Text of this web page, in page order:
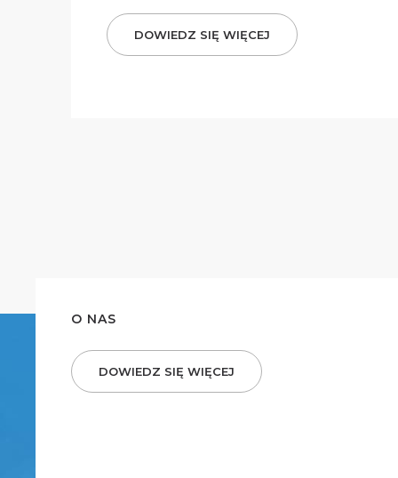
DOWIEDZ SIĘ WIĘCEJ
O NAS
DOWIEDZ SIĘ WIĘCEJ